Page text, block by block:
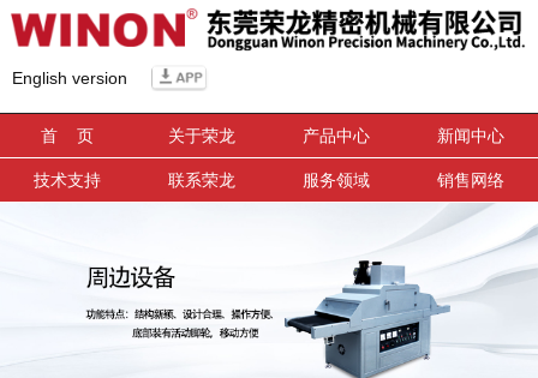
English version
首 页 关于荣龙 产品中心 新闻中心
技术支持 联系荣龙 服务领域 销售网络
信息搜索
搜索